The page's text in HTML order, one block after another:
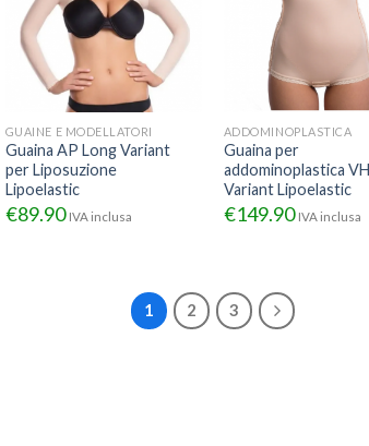
GUAINE E MODELLATORI
Guaina AP Long Variant
per Liposuzione
Lipoelastic
€89.90 IVA inclusa
ADDOMINOPLASTICA
Guaina per
addominoplastica
Variant Lipoelastic
€149.90 IVA inclusa
1 2 3